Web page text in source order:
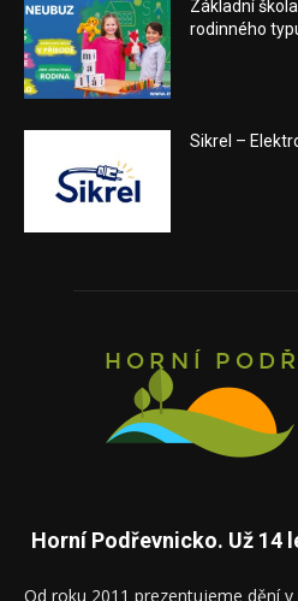
Základní
rodinného
Sikrel –
Horní Podřevnicko. Už 14
Od roku 2011 prezentujeme dění